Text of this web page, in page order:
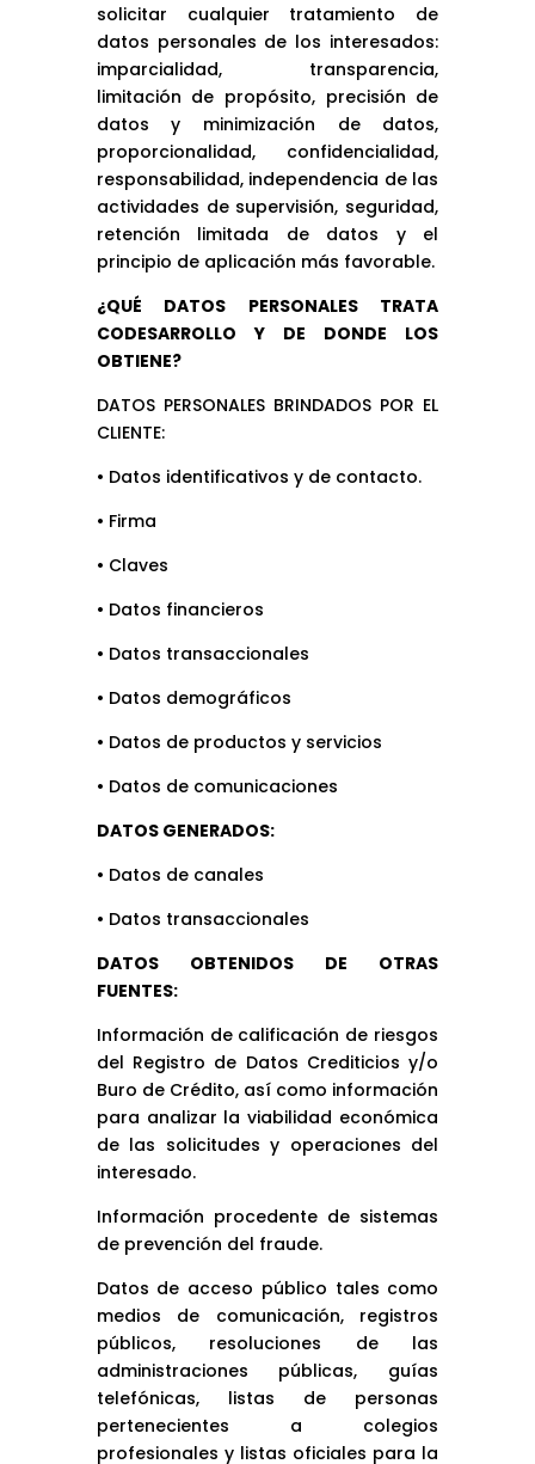
solicitar cualquier tratamiento de
datos personales de los interesados:
imparcialidad, transparencia,
limitación de propósito, precisión de
datos y minimización de datos,
proporcionalidad, confidencialidad,
responsabilidad, independencia de las
actividades de supervisión, seguridad,
retención limitada de datos y el
principio de aplicación más favorable.
¿QUÉ DATOS PERSONALES TRATA
CODESARROLLO Y DE DONDE LOS
OBTIENE?
DATOS PERSONALES BRINDADOS POR EL
CLIENTE:
• Datos identificativos y de contacto.
• Firma
• Claves
• Datos financieros
• Datos transaccionales
• Datos demográficos
• Datos de productos y servicios
• Datos de comunicaciones
DATOS GENERADOS:
• Datos de canales
• Datos transaccionales
DATOS OBTENIDOS DE OTRAS
FUENTES:
Información de calificación de riesgos
del Registro de Datos Crediticios y/o
Buro de Crédito, así como información
para analizar la viabilidad económica
de las solicitudes y operaciones del
interesado.
Información procedente de sistemas
de prevención del fraude.
Datos de acceso público tales como
medios de comunicación, registros
públicos, resoluciones de las
administraciones públicas, guías
telefónicas, listas de personas
pertenecientes a colegios
profesionales y listas oficiales para la